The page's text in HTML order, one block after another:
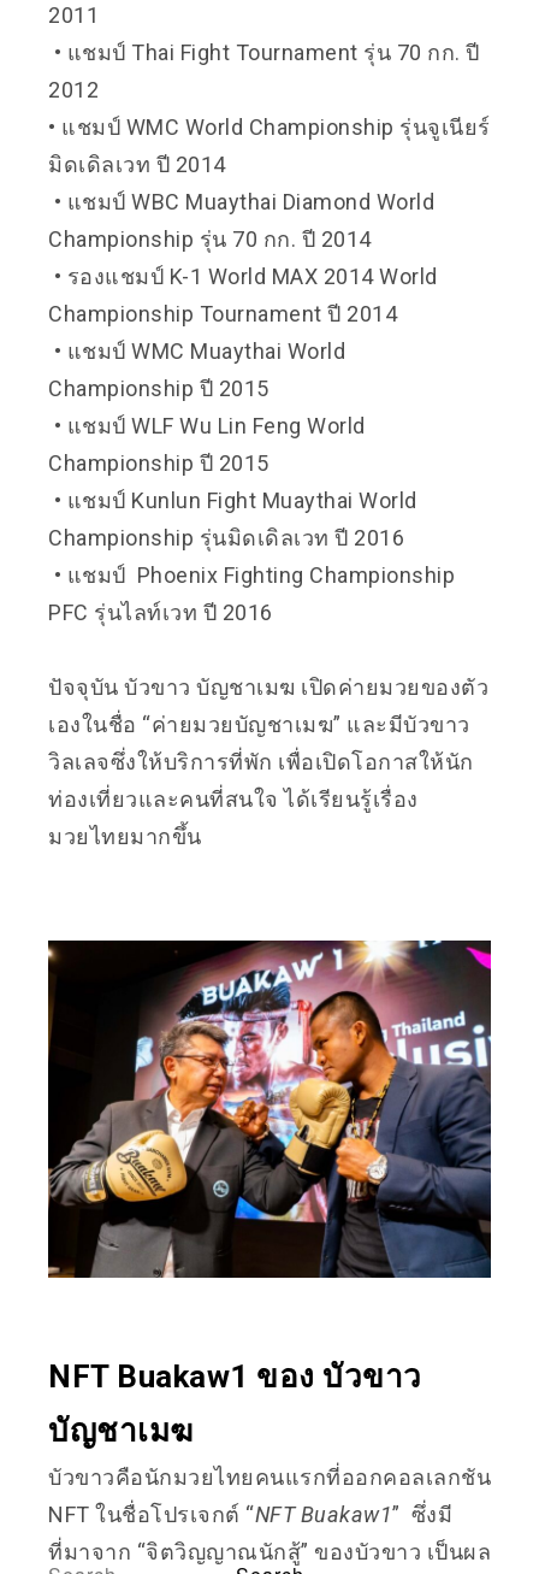
2011
• แชมป์ Thai Fight Tournament รุ่น 70 กก. ปี
2012
• แชมป์ WMC World Championship รุ่นจูเนียร์
มิดเดิลเวท ปี 2014
• แชมป์ WBC Muaythai Diamond World
Championship รุ่น 70 กก. ปี 2014
• รองแชมป์ K-1 World MAX 2014 World
Championship Tournament ปี 2014
• แชมป์ WMC Muaythai World
Championship ปี 2015
• แชมป์ WLF Wu Lin Feng World
Championship ปี 2015
• แชมป์ Kunlun Fight Muaythai World
Championship รุ่นมิดเดิลเวท ปี 2016
• แชมป์ Phoenix Fighting Championship
PFC รุ่นไลท์เวท ปี 2016
ปัจจุบัน บัวขาว บัญชาเมฆ​ เปิดค่ายมวยของตัว
เองในชื่อ “ค่ายมวยบัญชาเมฆ” และมีบัวขาว
วิลเลจซึ่งให้บริการที่พัก เพื่อเปิดโอกาสให้นัก
ท่องเที่ยวและคนที่สนใจ ได้เรียนรู้เรื่อง
มวยไทยมากขึ้น
NFT Buakaw1 ของ บัวขาว
บัญชาเมฆ
บัวขาวคือนักมวยไทยคนแรกที่ออกคอลเลกชัน
NFT ในชื่อโปรเจกต์ “NFT Buakaw1” ซึ่งมี
ที่มาจาก “จิตวิญญาณนักสู้” ของบัวขาว เป็นผล